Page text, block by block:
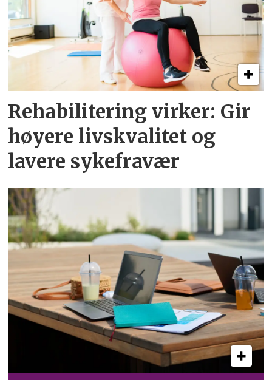
Rehabilitering virker: Gir
høyere livskvalitet og
lavere sykefravær